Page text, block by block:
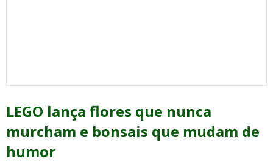
LEGO lança flores que nunca
murcham e bonsais que mudam de
humor